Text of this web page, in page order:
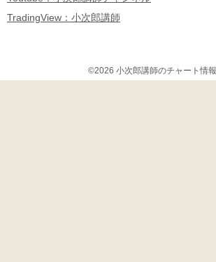
TradingView：小次郎講師
©2026 小次郎講師のチャート情